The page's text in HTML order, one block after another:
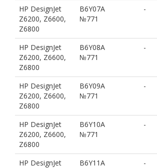
HP DesignJet
Z6200, Z6600,
Z6800
B6Y07A
№771
-
HP DesignJet
Z6200, Z6600,
Z6800
B6Y08A
№771
-
HP DesignJet
Z6200, Z6600,
Z6800
B6Y09A
№771
-
HP DesignJet
Z6200, Z6600,
Z6800
B6Y10A
№771
-
HP DesignJet
B6Y11A
-